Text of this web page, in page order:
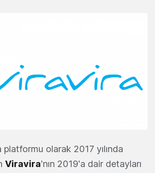
olarak 2017 yılında
Viravira'nın 2019'a dair detayları